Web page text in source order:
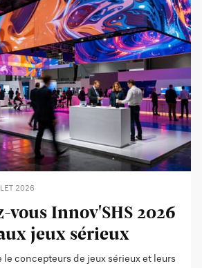
2026
vous Innov'SHS 2026
jeux sérieux
le concepteurs de jeux sérieux et leurs